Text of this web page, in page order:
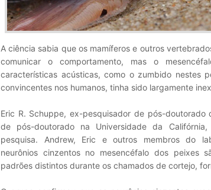
A ciência sabia que os mamíferos e outros
comunicar o comportamento, mas o
características acústicas, como o zumbido nestes
convincentes nos humanos, tinha sido largamente
Eric R. Schuppe, ex-pesquisador de pós-doutorado
de pós-doutorado na Universidade da
pesquisa. Andrew, Eric e outros membros do
neurônios cinzentos no mesencéfalo dos peixes
padrões distintos durante os chamados de cortejo,